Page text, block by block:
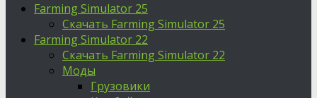
Farming Simulator 25
Скачать Farming Simulator 25
Farming Simulator 22
Скачать Farming Simulator 22
Моды
Грузовики